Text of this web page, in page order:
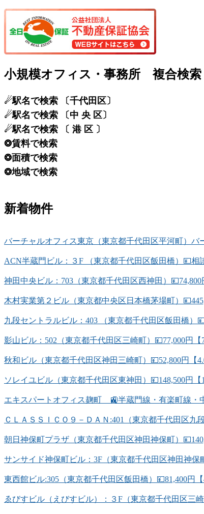
小規模オフィス・事務所 複合検索
☄駅名で検索 〔千代田区〕
☄駅名で検索 〔中 央 区〕
☄駅名で検索 〔 港 区 〕
❂賃料で検索
❂面積で検索
❂地域で検索
新着物件
バーチャルオフィス東京（東京都千代田区平河町
ACN半蔵門ビル：３F （東京都千代田区飯田橋）
神田中央ビル：703（東京都千代田区西神田）
木村実業第２ビル（東京都中央区日本橋茅場町）
九段セントラルビル：403 （東京都千代田区飯田橋
影山ビル：502（東京都千代田区三崎町）💴77,000
秋和ビル（東京都千代田区神田三崎町）💴52,800円
ソレイユビル（東京都千代田区東神田）💴148,500
エキスパートオフィス麹町 🚉半蔵門線・有楽町線・
ＣＬＡＳＳＩＣＯ９－ＤＡＮ:401（東京都千代田区
朝日神保町プラザ（東京都千代田区神田神保町）
サンサイド神保町ビル：3F（東京都千代田区神田神
東西館ビル:305（東京都千代田区飯田橋）
ゑびすビル（えびすビル）：３F（東京都千代田区三